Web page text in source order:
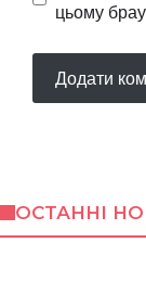
цьому
ОСТАННІ